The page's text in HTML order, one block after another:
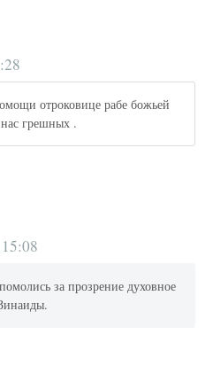
отроковице рабе божьей
грешных .
за прозрение духовное